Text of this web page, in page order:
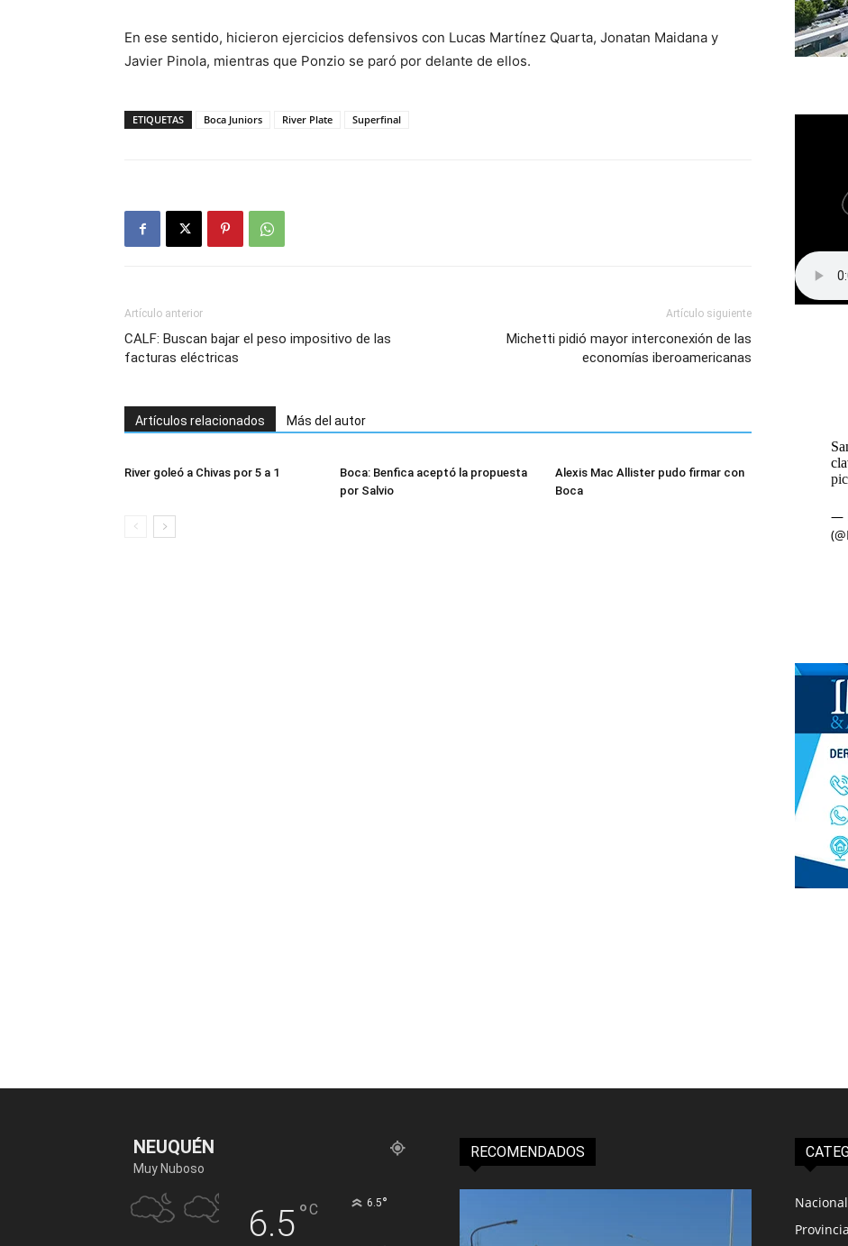
En ese sentido, hicieron ejercicios defensivos con Lucas Martínez Quarta, Jonatan Maidana y
Javier Pinola, mientras que Ponzio se paró por delante de ellos.
ETIQUETAS Boca Juniors River Plate Superfinal
Artículo anterior
CALF: Buscan bajar el peso impositivo de las
facturas eléctricas
Artículo siguiente
Michetti pidió mayor interconexión de las
economías iberoamericanas
Artículos relacionados Más del autor
River goleó a Chivas por 5 a 1
Boca: Benfica aceptó la propuesta
por Salvio
Alexis Mac Allister pudo firmar con
Boca
—
NEUQUÉN
Muy Nuboso
6.5°C 6.5°
RECOMENDADOS